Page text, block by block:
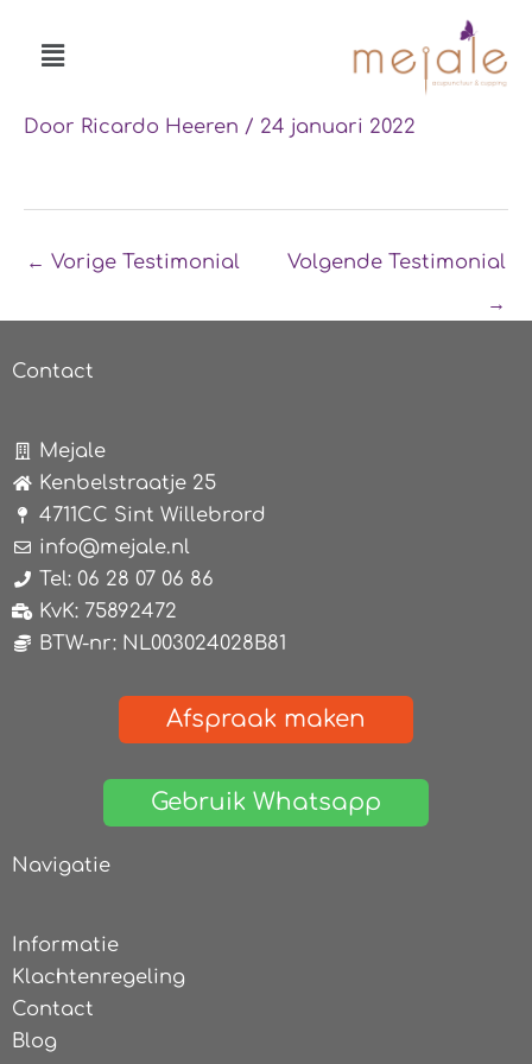
naarMenu
Door Ricardo Heeren / 24 januari 2022
← Vorige Testimonial
Volgende Testimonial
→
Contact
Mejale
Kenbelstraatje 25
4711CC Sint Willebrord
info@mejale.nl
Tel: 06 28 07 06 86
KvK: 75892472
BTW-nr: NL003024028B81
Afspraak maken
Gebruik Whatsapp
Navigatie
Informatie
Klachtenregeling
Contact
Blog